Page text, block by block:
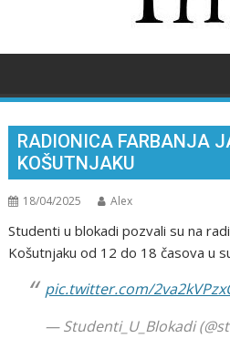
RADIONICA FARBANJA
KOŠUTNJAKU
18/04/2025 Alex
Studenti u blokadi pozvali su na
Košutnjaku od 12 do 18 časova u
pic.twitter.com/
— Studenti_U_Blokadi